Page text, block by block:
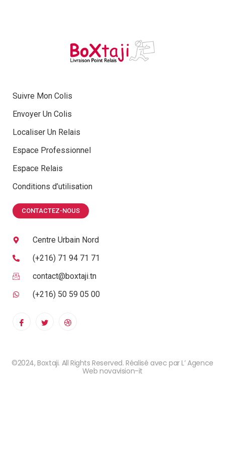
Suivre Mon Colis
Envoyer Un Colis
Localiser Un Relais
Espace Professionnel
Espace Relais
Conditions d’utilisation
CONTACTEZ-NOUS
Centre Urbain Nord
(+216) 71 94 71 71
contact@boxtaji.tn
(+216) 50 59 05 00
©2024, Boxtaji. All Rights Reserved. Réalisé avec par L’ Agence
Web novavision-it